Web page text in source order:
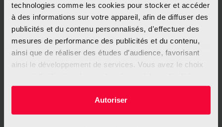
technologies comme les cookies pour stocker et accéder
à des informations sur votre appareil, afin de diffuser des
publicités et du contenu personnalisés, d'effectuer des
mesures de performance des publicités et du contenu,
ainsi que de réaliser des études d’audience, favorisant
ainsi le développement de services. Vous avez le choix
Vous pouvez modifier ou retirer votre consentement à
tout moment en consultant la Déclaration relative aux
cookies ou en cliquant sur l'icône de confidentialité.
Autoriser
Avec un bon accompagnement, le quotidien av
ec une stomie devient plus facile
Des échanges ouverts aident à surmonter la h
onte et les peurs
mporairement